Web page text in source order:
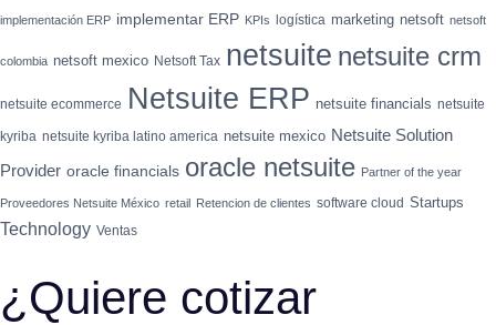
implementación ERP implementar ERP KPIs logística marketing netsoft netsoft
colombia netsoft mexico Netsoft Tax netsuite netsuite crm
netsuite ecommerce Netsuite ERP netsuite financials netsuite
kyriba netsuite kyriba latino america netsuite mexico Netsuite Solution
Provider oracle financials oracle netsuite Partner of the year
Proveedores Netsuite México retail Retencion de clientes software cloud Startups
Technology Ventas
¿Quiere cotizar